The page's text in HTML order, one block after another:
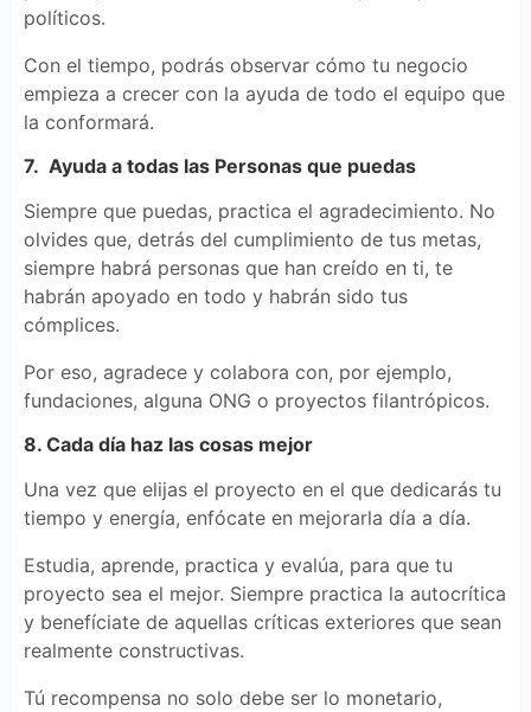
políticos.
Con el tiempo, podrás observar cómo tu negocio
empieza a crecer con la ayuda de todo el equipo que
la conformará.
7. Ayuda a todas las Personas que puedas
Siempre que puedas, practica el agradecimiento. No
olvides que, detrás del cumplimiento de tus metas,
siempre habrá personas que han creído en ti, te
habrán apoyado en todo y habrán sido tus
cómplices.
Por eso, agradece y colabora con, por ejemplo,
fundaciones, alguna ONG o proyectos filantrópicos.
8. Cada día haz las cosas mejor
Una vez que elijas el proyecto en el que dedicarás tu
tiempo y energía, enfócate en mejorarla día a día.
Estudia, aprende, practica y evalúa, para que tu
proyecto sea el mejor. Siempre practica la autocrítica
y benefíciate de aquellas críticas exteriores que sean
realmente constructivas.
Tú recompensa no solo debe ser lo monetario,